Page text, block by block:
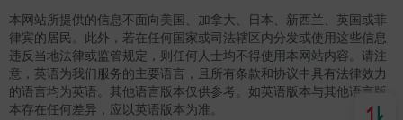
本网站所提供的信息不面向美国、加拿大、日本、新西兰、英国或菲
律宾的居民。此外，若在任何国家或司法辖区内分发或使用这些信息
违反当地法律或监管规定，则任何人士均不得使用本网站内容。请注
意，英语为我们服务的主要语言，且所有条款和协议中具有法律效力
的语言均为英语。其他语言版本仅供参考。如英语版本与其他语言版
本存在任何差异，应以英语版本为准。